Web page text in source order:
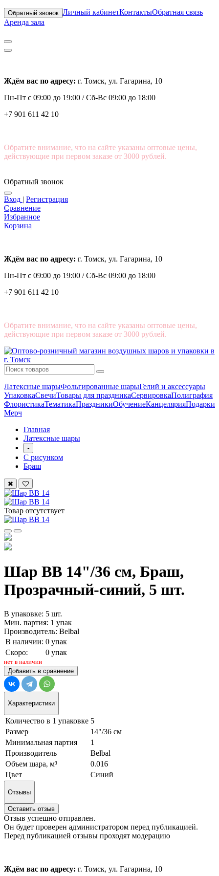
Обратный звонок Личный кабинетКонтактыОбратная связь
Аренда зала
Ждём вас по адресу: г. Томск, ул. Гагарина, 10
Пн-Пт с 09:00 до 19:00 /Сб-Вс 09:00 до 18:00
+7 901 611 42 10
Обратите внимание, что на сайте указаны оптовые цены,
действующие при первом заказе от 3000 рублей.
Обратный звонок
Вход | Регистрация
Сравнение
Избранное
Корзина
Ждём вас по адресу: г. Томск, ул. Гагарина, 10
Пн-Пт с 09:00 до 19:00 /Сб-Вс 09:00 до 18:00
+7 901 611 42 10
Обратите внимание, что на сайте указаны оптовые цены,
действующие при первом заказе от 3000 рублей.
Латексные шарыФольгированные шарыГелий и аксессуары
УпаковкаСвечиТовары для праздникаСервировкаПолиграфия
ФлористикаТематикаПраздникиОбучениеКанцелярияПодарки
Мерч
Главная
Латексные шары
-
С рисунком
Браш
Товар отсутствует
Шар ВВ 14"/36 см, Браш,
Прозрачный-синий, 5 шт.
В упаковке: 5 шт.
Мин. партия: 1 упак
Производитель: Belbal
В наличии: 0 упак
Скоро:
0 упак
нет в наличии
Добавить в сравнение
Характеристики
Количество в 1 упаковке 5
Размер
14"/36 см
Минимальная партия
1
Производитель
Belbal
Объем шара, м³
0.016
Цвет
Синий
Отзывы
Оставить отзыв
Отзыв успешно отправлен.
Он будет проверен администратором перед публикацией.
Перед публикацией отзывы проходят модерацию
Ждём вас по адресу: г. Томск, ул. Гагарина, 10